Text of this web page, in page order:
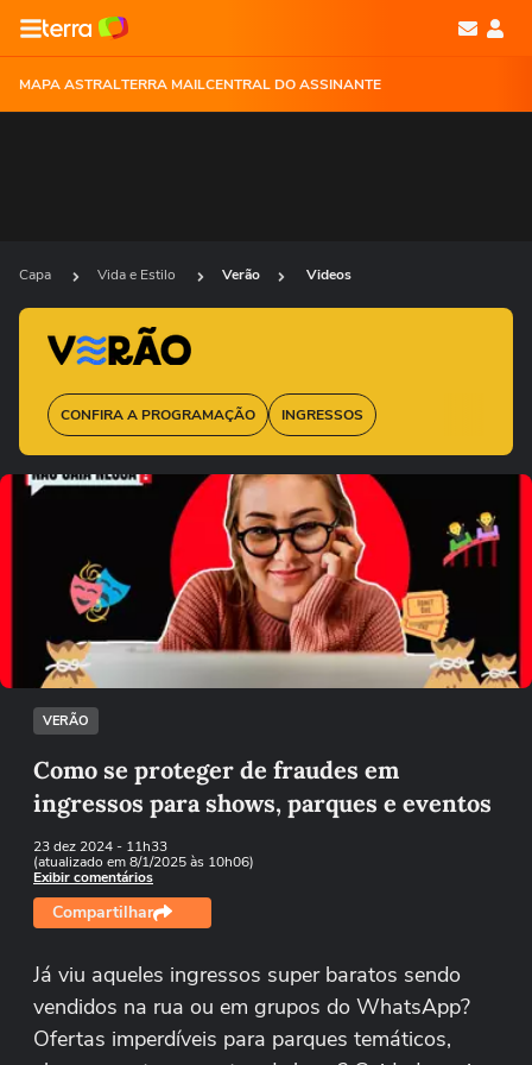
MAPA ASTRALTERRA MAILCENTRAL DO ASSINANTE
Capa Vida e Estilo Verão Videos
CONFIRA A PROGRAMAÇÃO INGRESSOS
Não foi possível reproduzir o vídeo
Tentar novamente
VERÃO
Como se proteger de fraudes em
ingressos para shows, parques e eventos
23 dez 2024- 11h33
(atualizado em 8/1/2025 às 10h06)
Exibir comentários
Compartilhar
Já viu aqueles ingressos super baratos sendo
vendidos na rua ou em grupos do WhatsApp?
Ofertas imperdíveis para parques temáticos,